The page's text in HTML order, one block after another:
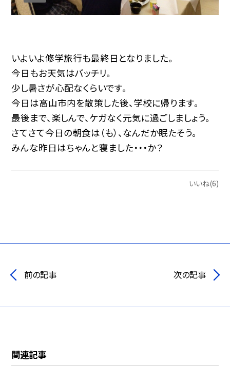
いよいよ修学旅行も最終日となりました。
今日もお天気はバッチリ。
少し暑さが心配なくらいです。
今日は高山市内を散策した後、学校に帰ります。
最後まで、楽しんで、ケガなく元気に過ごしましょう。
さてさて今日の朝食は（も）、なんだか眠たそう。
みんな昨日はちゃんと寝ました・・・か？
いいね(6)
前の記事 次の記事
関連記事